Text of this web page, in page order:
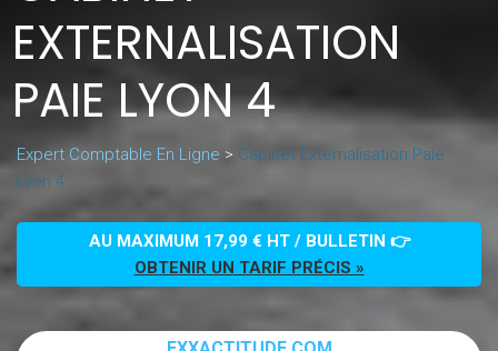
EXTERNALISATION
PAIE LYON 4
Expert Comptable En Ligne > Cabinet Externalisation Paie
Lyon 4
AU MAXIMUM 17,99 € HT / BULLETIN 👉
OBTENIR UN TARIF PRÉCIS »